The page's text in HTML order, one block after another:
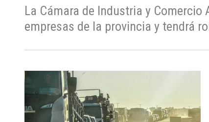
La Cámara de Industria y
empresas de la provincia y tendrá